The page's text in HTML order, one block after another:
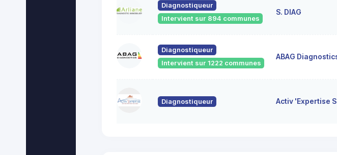
Diagnostiqueur
Intervient sur 894 communes
S. DIAG
Diagnostiqueur
Intervient sur 1222 communes
ABAG
Diagnostiqueur Activ 'Expertise